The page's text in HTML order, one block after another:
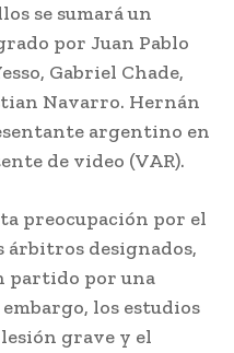
se sumará un
por Juan Pablo
Gabriel Chade,
Navarro. Hernán
argentino en
de video (VAR).
preocupación por el
árbitros designados,
partido por una
los estudios
grave y el